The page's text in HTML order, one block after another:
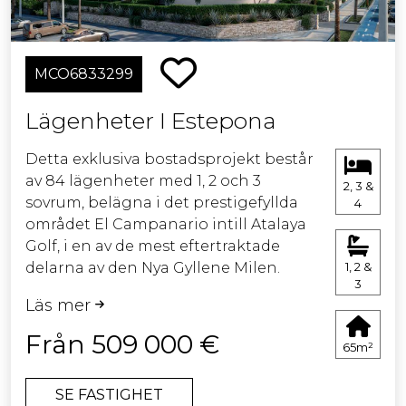
MCO6833299
Lägenheter I Estepona
Detta exklusiva bostadsprojekt består
av 84 lägenheter med 1, 2 och 3
sovrum, belägna i det prestigefyllda
området El Campanario intill Atalaya
Golf, i en av de mest eftertraktade
delarna av den Nya Gyllene Milen.
Den samtida arkitekturen, med rena
linjer och en dominans av vita toner,
smälter harmoniskt in i den
medelhavsinspirerade omgivningen
och skapar ett balanserat, ljust och
Läs mer
Från 509 000 €
SE FASTIGHET
2, 3 &
4
1, 2 &
3
65m²